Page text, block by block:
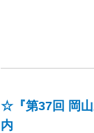
☆『第37回 岡山
内